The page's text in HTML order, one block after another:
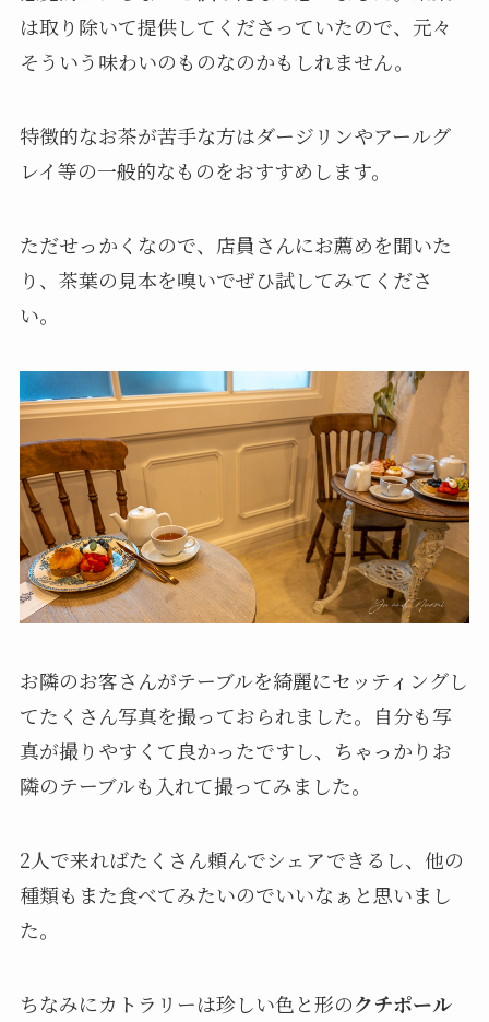
は取り除いて提供してくださっていたので、元々
そういう味わいのものなのかもしれません。
特徴的なお茶が苦手な方はダージリンやアールグ
レイ等の一般的なものをおすすめします。
ただせっかくなので、店員さんにお薦めを聞いた
り、茶葉の見本を嗅いでぜひ試してみてくださ
い。
お隣のお客さんがテーブルを綺麗にセッティングし
てたくさん写真を撮っておられました。自分も写
真が撮りやすくて良かったですし、ちゃっかりお
隣のテーブルも入れて撮ってみました。
2人で来ればたくさん頼んでシェアできるし、他の
種類もまた食べてみたいのでいいなぁと思いまし
た。
ちなみにカトラリーは珍しい色と形のクチポール